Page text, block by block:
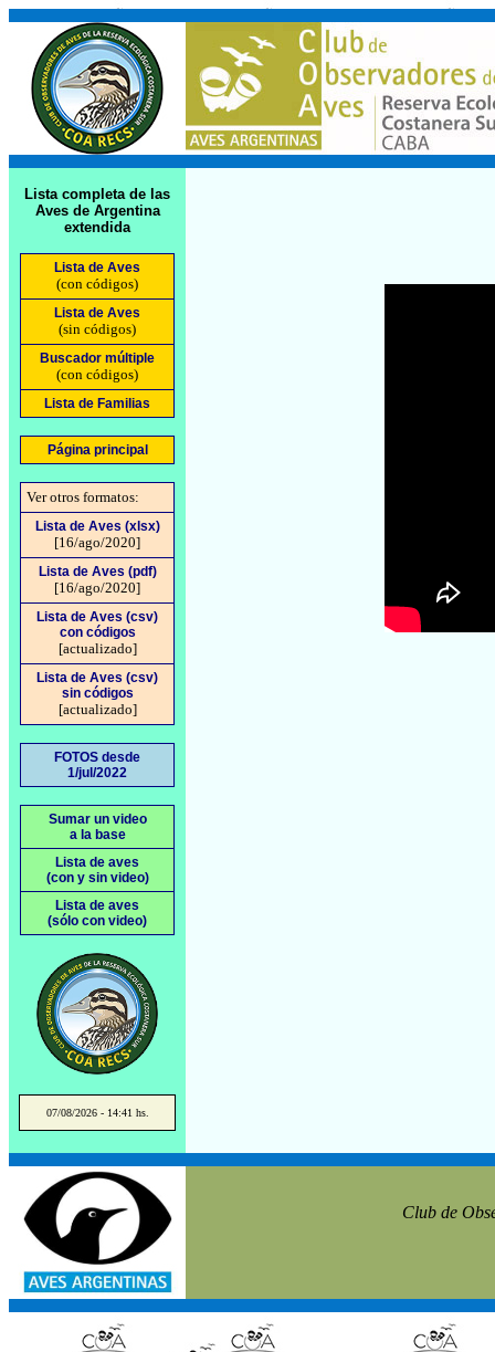
Lista completa de las
Aves de Argentina
extendida
Lista de Aves
(con códigos)
Lista de Aves
(sin códigos)
Buscador múltiple
(con códigos)
Lista de Familias
Página principal
Ver otros formatos:
Lista de Aves (xlsx)
[16/ago/2020]
Lista de Aves (pdf)
[16/ago/2020]
Lista de Aves (csv)
con códigos
[actualizado]
Lista de Aves (csv)
sin códigos
[actualizado]
FOTOS desde
1/jul/2022
Sumar un video
a la base
Lista de aves
(con y sin video)
Lista de aves
(sólo con video)
07/08/2026 - 14:41 hs.
Club de